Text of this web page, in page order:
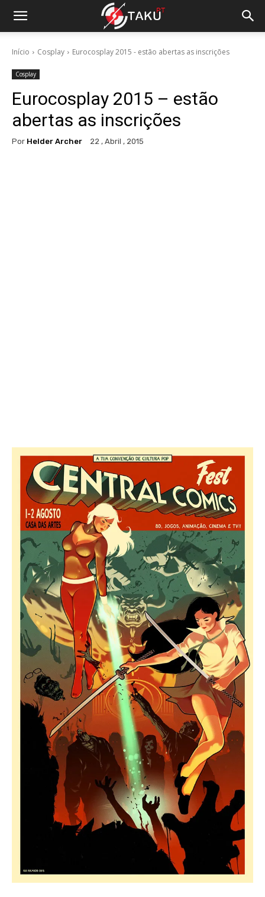
Início Cosplay Eurocosplay 2015 - estão abertas as inscrições
Cosplay
Eurocosplay 2015 – estão
abertas as inscrições
Por Helder Archer 22 , Abril , 2015